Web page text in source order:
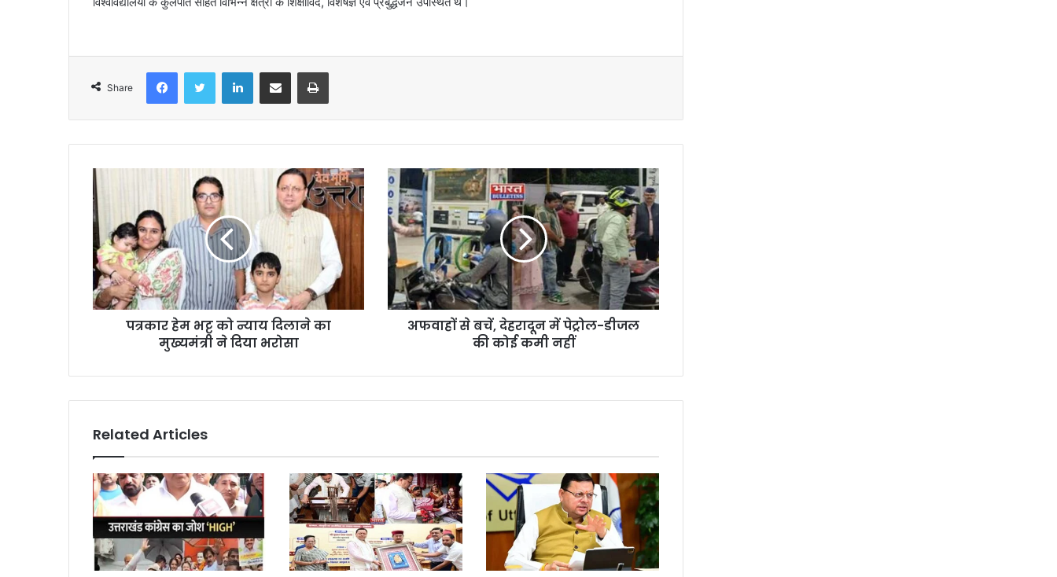
Share
पत्रकार हेम भट्ट को न्याय दिलाने का
मुख्यमंत्री ने दिया भरोसा
अफवाहों से बचें, देहरादून में पेट्रोल-डीजल
की कोई कमी नहीं
Related Articles